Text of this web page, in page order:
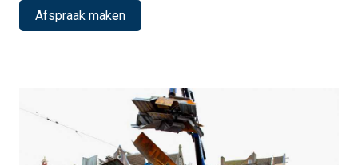
Afspraak maken